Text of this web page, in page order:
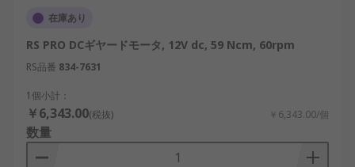
トの性能や成功は、適切なDCモーターの選択にかか
っていると言っても過言ではありません。
DCモーター用RSコンポーネントの
ご紹介
RSは、日本全国で使用されるDCモーターの世界的
なサプライヤーとして認知されています。当社は、
在庫あり
RS PRO DCギヤードモータ, 12V dc, 59 Ncm, 60rpm
RS品番 834-7631
1個小計：
￥6,343.00(税抜) ￥6,343.00/個
数量